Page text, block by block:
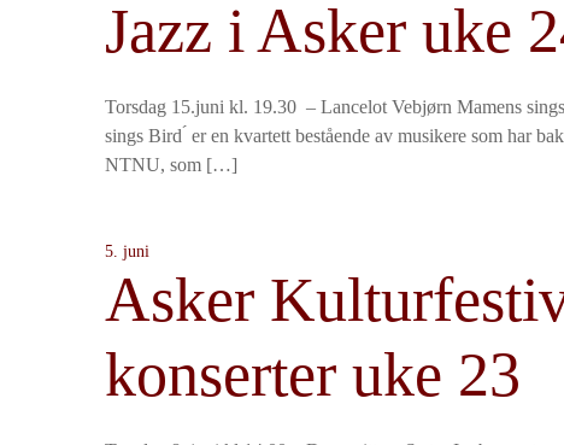
Jazz i Asker uke
Torsdag 15.juni kl. 19.30 – Lancelot Vebjørn Mamens
sings Bird ́ er en kvartett bestående av musikere som har
NTNU, som […]
5. juni
Asker
konserter uke 23